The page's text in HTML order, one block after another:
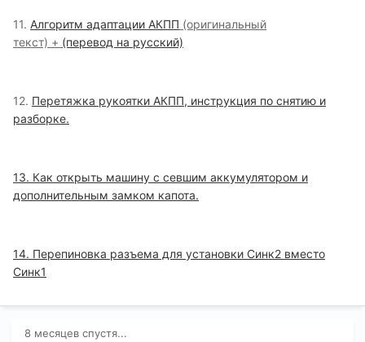
11. Алгоритм адаптации АКПП (оригинальный
текст) + (перевод на русский)
12. Перетяжка рукоятки АКПП, инструкция по снятию и
разборке.
13. Как открыть машину с севшим аккумулятором и
дополнительным замком капота.
14. Перепиновка разъема для установки Синк2 вместо
Синк1
8 месяцев спустя...